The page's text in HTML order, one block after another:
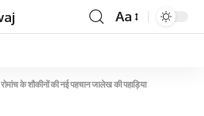
Aa
रोमांच के शौकीनों की नई पहचान जालेख की पहाड़िया